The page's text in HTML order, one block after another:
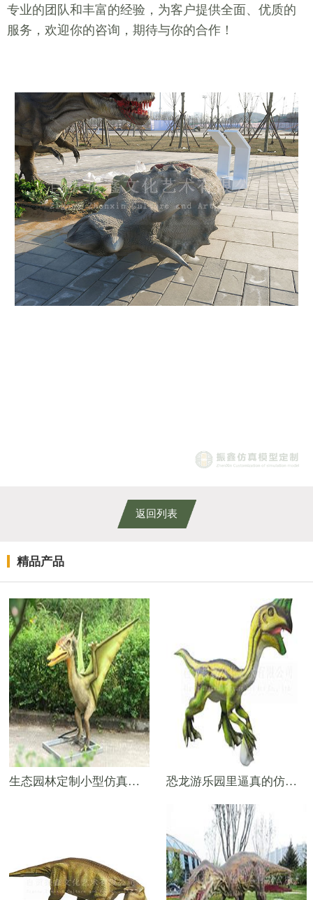
专业的团队和丰富的经验，为客户提供全面、优质的
服务，欢迎你的咨询，期待与你的合作！
返回列表
精品产品
生态园林定制小型仿真恐龙——2米翼龙 恐龙游乐园里逼真的仿真恐龙——4米仿真偷蛋龙模型